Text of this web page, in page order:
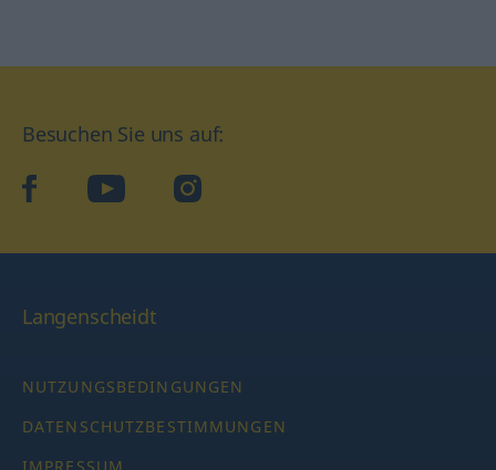
Besuchen Sie uns auf:
facebookYouTube Instagram
Langenscheidt
NUTZUNGSBEDINGUNGEN
DATENSCHUTZBESTIMMUNGEN